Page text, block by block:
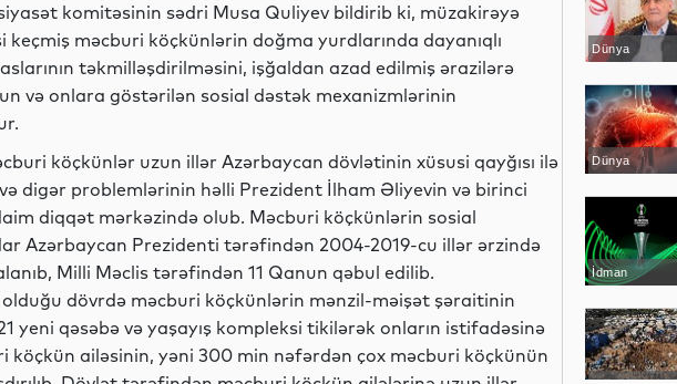
komitəsinin sədri Musa Quliyev bildirib ki, müzakirəyə
məcburi köçkünlərin doğma yurdlarında dayanıqlı
təkmilləşdirilməsini, işğaldan azad edilmiş ərazilərə
və onlara göstərilən sosial dəstək mexanizmlərinin
köçkünlər uzun illər Azərbaycan dövlətinin xüsusi qayğısı ilə
digər problemlərinin həlli Prezident İlham Əliyevin və birinci
diqqət mərkəzində olub. Məcburi köçkünlərin sosial
Azərbaycan Prezidenti tərəfindən 2004-2019-cu illər ərzində
Milli Məclis tərəfindən 11 Qanun qəbul edilib.
olduğu dövrdə məcburi köçkünlərin mənzil-məişət şəraitinin
yeni qəsəbə və yaşayış kompleksi tikilərək onların istifadəsinə
köçkün ailəsinin, yəni 300 min nəfərdən çox məcburi köçkünün
Dünya
Dünya
İdman